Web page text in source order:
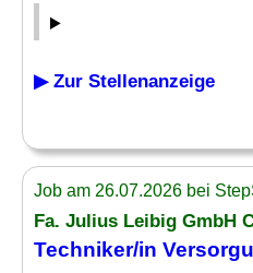
▶ Zur Stellenanzeige
Job am 26.07.2026 bei
Fa. Julius Leibig GmbH
Techniker/in